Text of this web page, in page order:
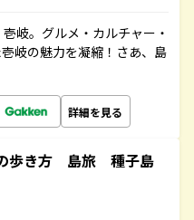
岐。グルメ・カルチャー・
岐の魅力を凝縮！さあ、島
詳細を見る
歩き方 島旅 種子島